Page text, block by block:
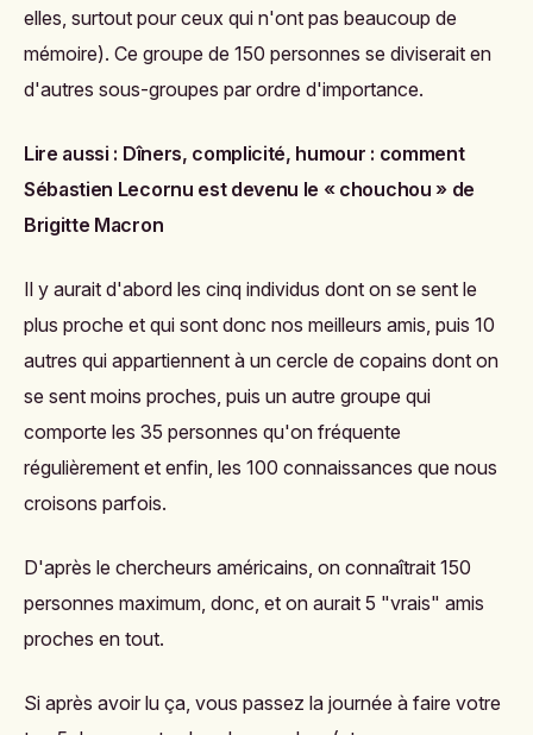
elles, surtout pour ceux qui n'ont pas beaucoup de
mémoire). Ce groupe de 150 personnes se diviserait en
d'autres sous-groupes par ordre d'importance.
Lire aussi : Dîners, complicité, humour : comment
Sébastien Lecornu est devenu le « chouchou » de
Brigitte Macron
Il y aurait d'abord les cinq individus dont on se sent le
plus proche et qui sont donc nos meilleurs amis, puis 10
autres qui appartiennent à un cercle de copains dont on
se sent moins proches, puis un autre groupe qui
comporte les 35 personnes qu'on fréquente
régulièrement et enfin, les 100 connaissances que nous
croisons parfois.
D'après le chercheurs américains, on connaîtrait 150
personnes maximum, donc, et on aurait 5 "vrais" amis
proches en tout.
Si après avoir lu ça, vous passez la journée à faire votre